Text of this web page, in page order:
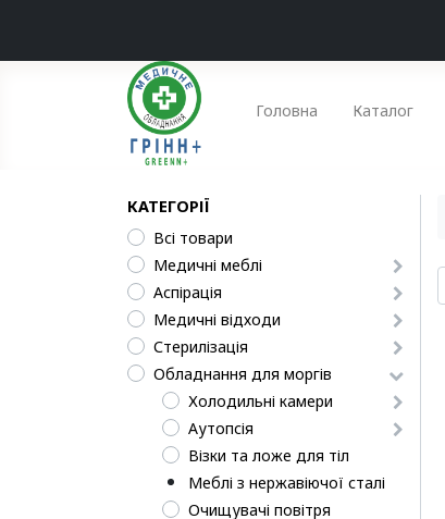
Головна Каталог
КАТЕГОРІЇ
Всі товари
Медичні меблі
Аспірація
Медичні відходи
Стерилізація
Обладнання для моргів
Холодильні камери
Аутопсія
Візки та ложе для тіл
Меблі з нержавіючої сталі
Очищувачі повітря